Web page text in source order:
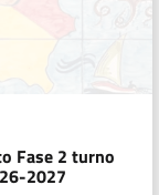
Fase 2 turno
2027